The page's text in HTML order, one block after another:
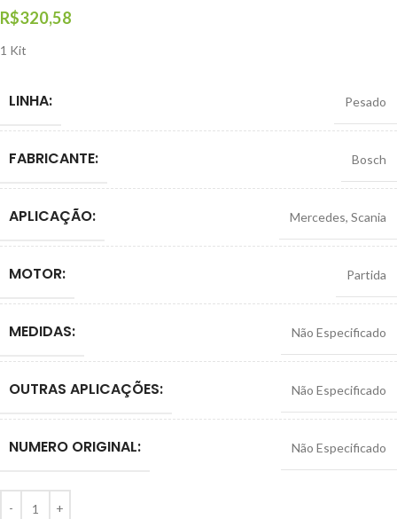
R$320,58
1 Kit
LINHA: Pesado
FABRICANTE: Bosch
APLICAÇÃO: Mercedes, Scania
MOTOR: Partida
MEDIDAS: Não Especificado
OUTRAS APLICAÇÕES: Não Especificado
NUMERO ORIGINAL: Não Especificado